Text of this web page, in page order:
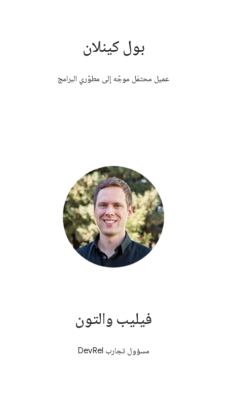
بول كينلان
عميل محتمَل موجّه إلى مطوّري البرامج
فيليب والتون
مسؤول تجارب DevRel